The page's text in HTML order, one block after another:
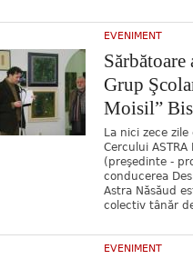
EVENIMENT
Sărbătoare
Grup
Moisil”
La nici zece
Cercului
(preşedinte -
conducerea
Astra Năsăud
colectiv tânăr
EVENIMENT